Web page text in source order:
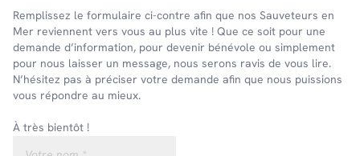
Remplissez le formulaire ci-contre afin que nos Sauveteurs en
Mer reviennent vers vous au plus vite ! Que ce soit pour une
demande d’information, pour devenir bénévole ou simplement
pour nous laisser un message, nous serons ravis de vous lire.
N’hésitez pas à préciser votre demande afin que nous puissions
vous répondre au mieux.
À très bientôt !